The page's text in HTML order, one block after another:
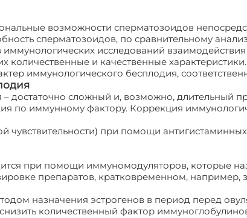
возможности сперматозоидов
сперматозоидов, по сравнительному
исследований
количественные и качественные
иммунологического бесплодия,
достаточно сложный и, возможно, длительный
по иммунному фактору. Коррекция
чувствительности) при помощи
при помощи иммуномодуляторов, которые
препаратов, кратковременном,
назначения эстрогенов в период перед
количественный фактор